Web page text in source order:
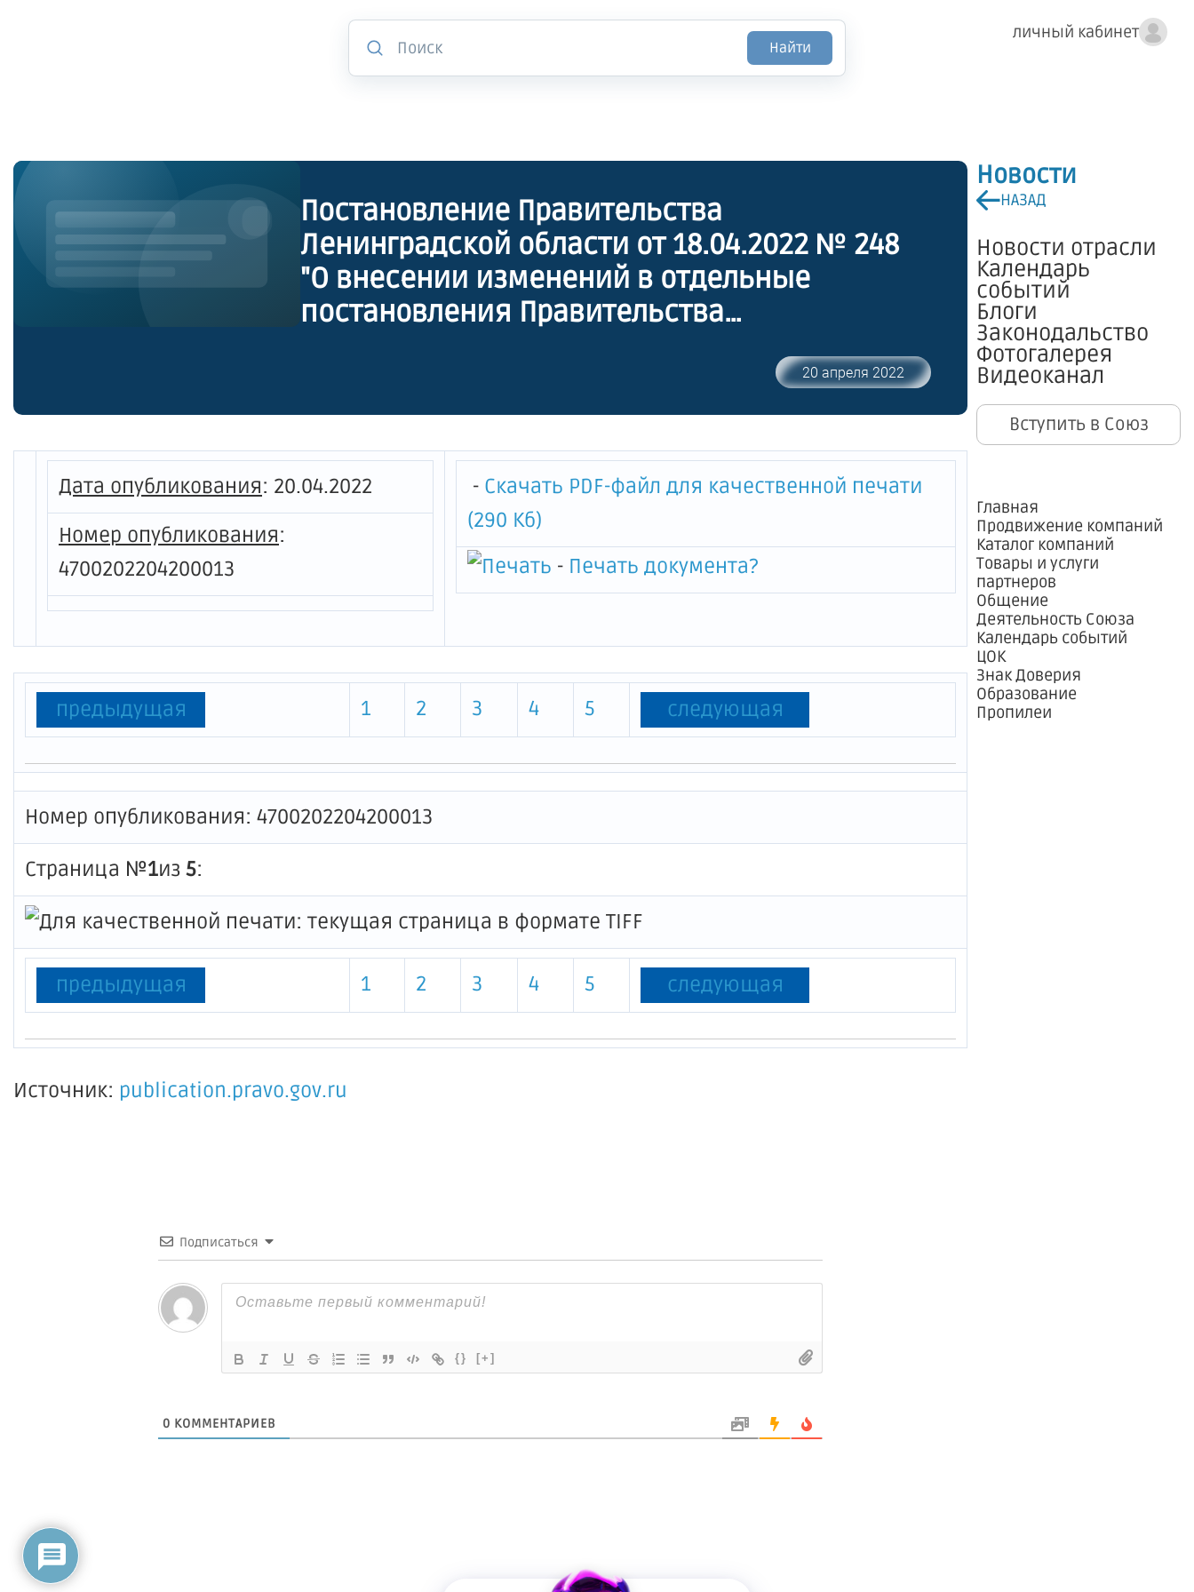
личный кабинет
Найти
Новости
НАЗАД
Новости отрасли
Календарь
событий
Блоги
Законодальство
Фотогалерея
Видеоканал
Вступить в Союз
Главная
Продвижение компаний
Каталог компаний
Товары и услуги
партнеров
Общение
Деятельность Союза
Календарь событий
ЦОК
Знак Доверия
Образование
Пропилеи
Постановление Правительства
Ленинградской области от 18.04.2022 № 248
"О внесении изменений в отдельные
постановления Правительства
20 апреля 2022
Дата опубликования: 20.04.2022
Номер опубликования:
4700202204200013
- Скачать PDF-файл для качественной печати
(290 Кб)
- Печать документа?
предыдущая 1 2 3 4 5 следующая
Номер опубликования: 4700202204200013
Страница №1из 5:
предыдущая 1 2 3 4 5 следующая
Источник: publication.pravo.gov.ru
Подписаться
{} [+]
0 КОММЕНТАРИЕВ